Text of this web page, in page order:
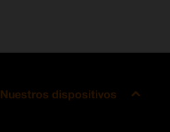
Nuestros dispositivos